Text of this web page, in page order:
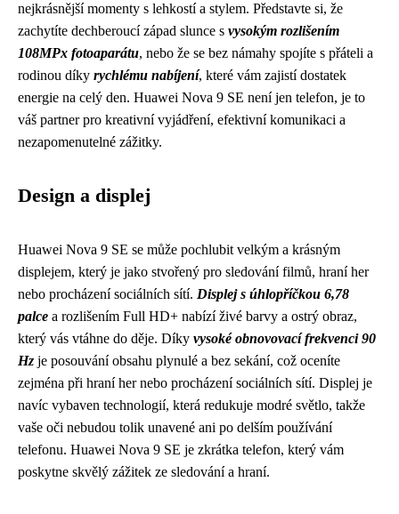
nejkrásnější momenty s lehkostí a stylem. Představte si, že
zachytíte dechberoucí západ slunce s vysokým rozlišením
108MPx fotoaparátu, nebo že se bez námahy spojíte s přáteli a
rodinou díky rychlému nabíjení, které vám zajistí dostatek
energie na celý den. Huawei Nova 9 SE není jen telefon, je to
váš partner pro kreativní vyjádření, efektivní komunikaci a
nezapomenutelné zážitky.
Design a displej
Huawei Nova 9 SE se může pochlubit velkým a krásným
displejem, který je jako stvořený pro sledování filmů, hraní her
nebo procházení sociálních sítí. Displej s úhlopříčkou 6,78
palce a rozlišením Full HD+ nabízí živé barvy a ostrý obraz,
který vás vtáhne do děje. Díky vysoké obnovovací frekvenci 90
Hz je posouvání obsahu plynulé a bez sekání, což oceníte
zejména při hraní her nebo procházení sociálních sítí. Displej je
navíc vybaven technologií, která redukuje modré světlo, takže
vaše oči nebudou tolik unavené ani po delším používání
telefonu. Huawei Nova 9 SE je zkrátka telefon, který vám
poskytne skvělý zážitek ze sledování a hraní.